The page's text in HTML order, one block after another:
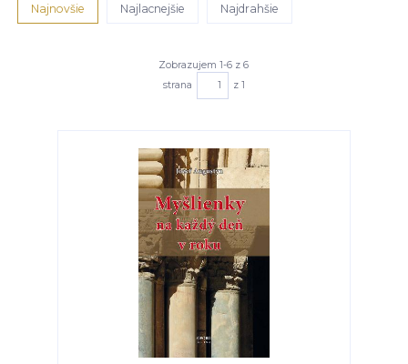
Najnovšie Najlacnejšie Najdrahšie
Zobrazujem 1-6 z 6
strana
z 1